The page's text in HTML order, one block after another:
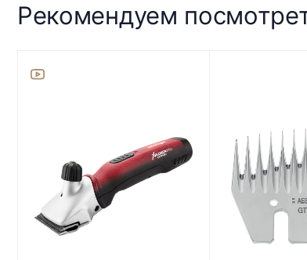
Рекомендуем